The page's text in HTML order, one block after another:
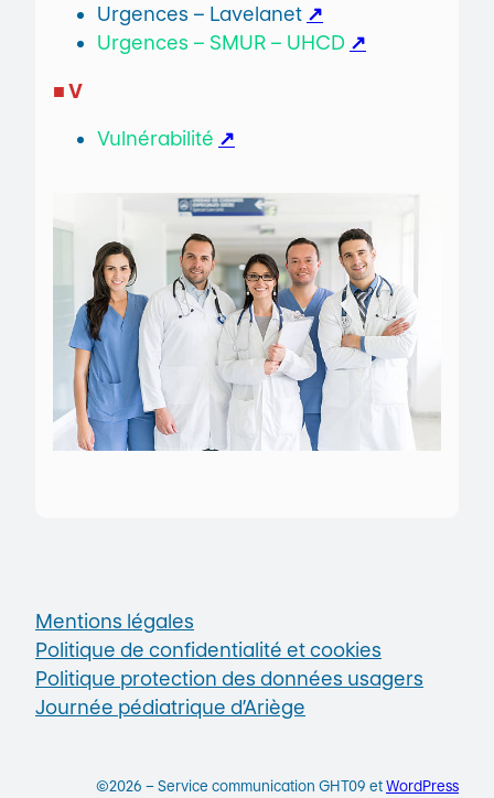
Urgences – Lavelanet ↗
Urgences – SMUR – UHCD ↗
■ V
Vulnérabilité ↗
Mentions légales
Politique de confidentialité et cookies
Politique protection des données usagers
Journée pédiatrique d’Ariège
©2026 – Service communication GHT09 et WordPress